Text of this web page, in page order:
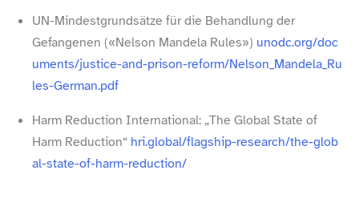
UN-​Mindestgrundsätze für die Behandlung der
Gefangenen («Nelson Mandela Rules») unodc​.org/​d​o​c​
u​m​e​n​t​s​/​j​u​s​t​i​c​e​-​a​n​d​-​p​r​i​s​o​n​-​r​e​f​o​r​m​/​N​e​l​s​o​n​_​M​a​n​d​e​l​a​_​R​u​
l​e​s​-​G​e​r​m​a​n​.​pdf
Harm Reduction International: „The Global State of
Harm Reduction“ hri​.global/​f​l​a​g​s​h​i​p​-​r​e​s​e​a​r​c​h​/​t​h​e​-​g​l​o​b​
a​l​-​s​t​a​t​e​-​o​f​-​h​a​r​m​-​r​e​d​u​c​t​i​on/